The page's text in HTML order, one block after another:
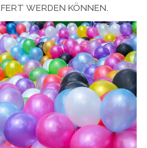
WERDEN KÖNNEN.